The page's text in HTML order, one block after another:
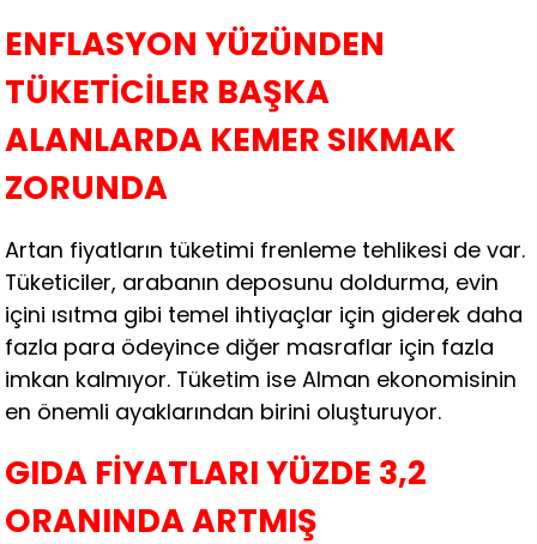
ENFLASYON YÜZÜNDEN
TÜKETİCİLER BAŞKA
ALANLARDA KEMER SIKMAK
ZORUNDA
Artan fiyatların tüketimi frenleme tehlikesi de var.
Tüketiciler, arabanın deposunu doldurma, evin
içini ısıtma gibi temel ihtiyaçlar için giderek daha
fazla para ödeyince diğer masraflar için fazla
imkan kalmıyor. Tüketim ise Alman ekonomisinin
en önemli ayaklarından birini oluşturuyor.
GIDA FİYATLARI YÜZDE 3,2
ORANINDA ARTMIŞ